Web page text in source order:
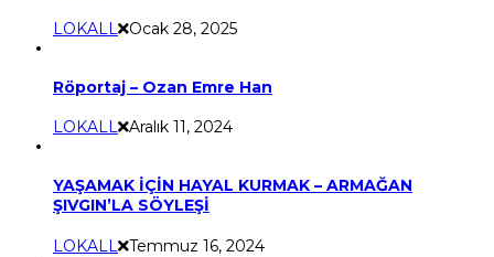
LOKALL Ocak 28, 2025
Röportaj – Ozan Emre Han
LOKALL Aralık 11, 2024
YAŞAMAK İÇİN HAYAL KURMAK – ARMAĞAN
ŞIVGIN’LA SÖYLEŞİ
LOKALL Temmuz 16, 2024